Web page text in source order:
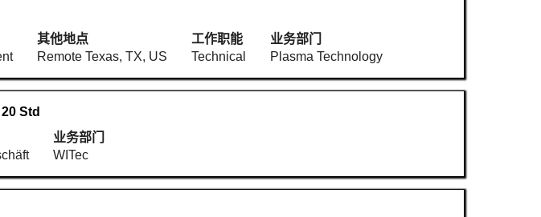
其他地点
Remote Texas, TX, US
工作职能
Technical
业务部门
Plasma Technology
Std
业务部门
WITec